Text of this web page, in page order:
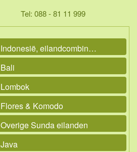
Tel: 088 - 81 11 999
Indonesië, eilandcombinaties
Bali
Lombok
Flores & Komodo
Overige Sunda eilanden
Java